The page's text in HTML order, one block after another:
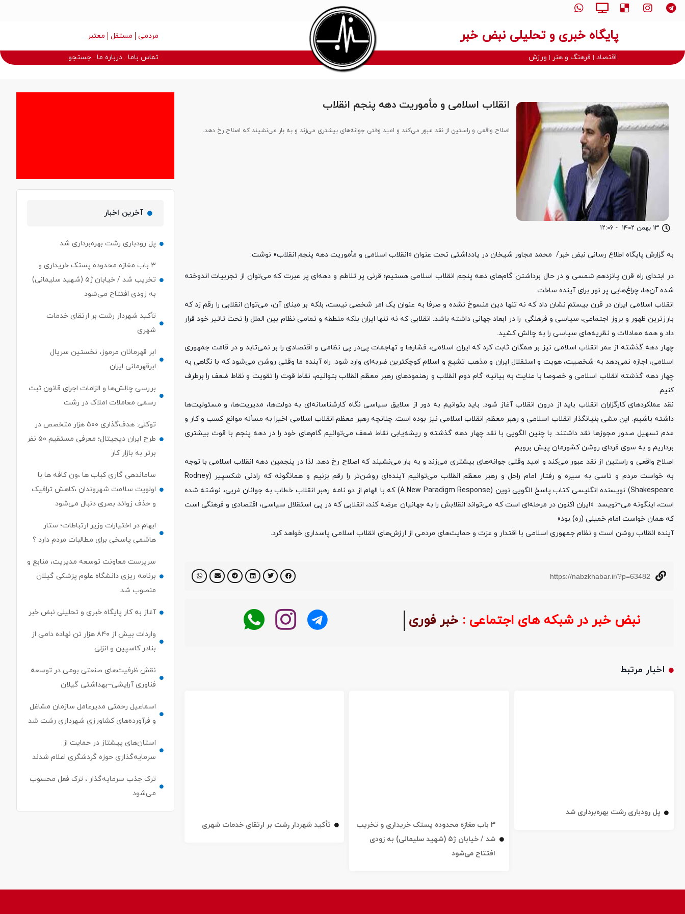
پایگاه خبری و تحلیلی نبض خبر مردمی مستقل معتبر
اقتصاد فرهنگ و هنر ورزش تماس باما درباره ما جستجو
۱۳ بهمن ۱۴۰۲ - ۱۲:۰۶
انقلاب اسلامی و مأموریت دهه پنجم انقلاب
اصلاح واقعی و راستین از نقد عبور می‌کند و امید وقتی جوانه‌های بیشتری می‌زند و به بار می‌نشیند که اصلاح رخ دهد.
به گزارش پایگاه اطلاع رسانی نبض خبر/ محمد مجاور شیخان در یادداشتی تحت عنوان «انقلاب اسلامی و مأموریت دهه پنجم انقلاب» نوشت:
در ابتدای راه قرن پانزدهم شمسی و در حال برداشتن گام‌های دهه پنجم انقلاب اسلامی هستیم؛ قرنی پر تلاطم و دهه‌ای پر عبرت که می‌توان از تجربیات اندوخته
شده آن‌ها، چراغ‌هایی پر نور برای آینده ساخت.
انقلاب اسلامی ایران در قرن بیستم نشان داد که نه تنها دین منسوخ نشده و صرفا به عنوان یک امر شخصی نیست، بلکه بر مبنای آن، می‌توان انقلابی را رقم زد که
بارزترین ظهور و بروز اجتماعی، سیاسی و فرهنگی را در ابعاد جهانی داشته باشد. انقلابی که نه تنها ایران بلکه منطقه و تمامی نظام بین الملل را تحت تاثیر خود قرار
داد و همه معادلات و نظریه‌های سیاسی را به چالش کشید.
چهار دهه گذشته از عمر انقلاب اسلامی نیز بر همگان ثابت کرد که ایران اسلامی، فشارها و تهاجمات پی‌در پی نظامی و اقتصادی را بر نمی‌تابد و در قامت جمهوری
اسلامی، اجازه نمی‌دهد به شخصیت، هویت و استقلال ایران و مذهب تشیع و اسلام کوچکترین ضربه‌ای وارد شود. راه آینده ما وقتی روشن می‌شود که با نگاهی به
چهار دهه گذشته انقلاب اسلامی و خصوصا با عنایت به بیانیه گام دوم انقلاب و رهنمودهای رهبر معظم انقلاب بتوانیم، نقاط قوت را تقویت و نقاط ضعف را برطرف
کنیم.
نقد عملکردهای کارگزاران انقلاب باید از درون انقلاب آغاز شود. باید بتوانیم به دور از سلایق سیاسی نگاه کارشناسانه‌ای به دولت‌ها، مدیریت‌ها، و مسئولیت‌ها
داشته باشیم. این مشی بنیانگذار انقلاب اسلامی و رهبر معظم انقلاب اسلامی نیز بوده است. چنانچه رهبر معظم انقلاب اسلامی اخیرا به مسأله موانع کسب و کار و
عدم تسهیل صدور مجوزها نقد داشتند. با چنین الگویی با نقد چهار دهه گذشته و ریشه‌یابی نقاط ضعف می‌توانیم گام‌های خود را در دهه پنجم با قوت بیشتری
برداریم و به سوی فردای روشن کشورمان پیش برویم.
اصلاح واقعی و راستین از نقد عبور می‌کند و امید وقتی جوانه‌های بیشتری می‌زند و به بار می‌نشیند که اصلاح رخ دهد. لذا در پنجمین دهه انقلاب اسلامی با توجه
به خواست مردم و تاسی به سیره و رفتار امام راحل و رهبر معظم انقلاب می‌توانیم آینده‌ای روشن‌تر را رقم بزنیم و همانگونه که رادنی شکسپیر (Rodney
Shakespeare) نویسنده انگلیسی کتاب پاسخ الگویی نوین (A New Paradigm Response) که با الهام از دو نامه رهبر انقلاب خطاب به جوانان غربی، نوشته شده
است، اینگونه می¬نویسد: «ایران اکنون در مرحله‌ای است که می‌تواند انقلابش را به جهانیان عرضه کند، انقلابی که در پی استقلال سیاسی، اقتصادی و فرهنگی است
که همان خواست امام خمینی (ره) بود»
آینده انقلاب روشن است و نظام جمهوری اسلامی با اقتدار و عزت و حمایت‌های مردمی از ارزش‌های انقلاب اسلامی پاسداری خواهد کرد.
https://nabzkhabar.ir/?p=63482
نبض خبر در شبکه های اجتماعی : خبر فوری
اخبار مرتبط
پل رودباری رشت بهره‌برداری شد
۳ باب مغازه محدوده پستک خریداری و تخریب
شد / خیابان ژ۵ (شهید سلیمانی) به زودی
افتتاح می‌شود
تأکید شهردار رشت بر ارتقای خدمات شهری
آخرین اخبار
پل رودباری رشت بهره‌برداری شد
۳ باب مغازه محدوده پستک خریداری و
تخریب شد / خیابان ژ۵ (شهید سلیمانی)
به زودی افتتاح می‌شود
تأکید شهردار رشت بر ارتقای خدمات
شهری
ابر قهرمانان مرموز، نخستین سریال
ابرقهرمانی ایران
بررسی چالش‌ها و الزامات اجرای قانون ثبت
رسمی معاملات املاک در رشت
توکلی: هدف‌گذاری ۵۰۰ هزار متخصص در
طرح ایران دیجیتال؛ معرفی مستقیم ۵۰ نفر
برتر به بازار کار
ساماندهی گاری کباب ها ،ون کافه ها با
اولویت سلامت شهروندان ،کاهش ترافیک
و حذف زوائد بصری دنبال می‌شود
ابهام در اختیارات وزیر ارتباطات؛ ستار
هاشمی پاسخی برای مطالبات مردم دارد ؟
سرپرست معاونت توسعه مدیریت، منابع و
برنامه ریزی دانشگاه علوم پزشکی گیلان
منصوب شد
آغاز به کار پایگاه خبری و تحلیلی نبض خبر
واردات بیش از ۸۴۰ هزار تن نهاده دامی از
بنادر كاسپین و انزلی
نقش ظرفیت‌های صنعتی بومی در توسعه
فناوری آرایشی–بهداشتی گیلان
اسماعیل رحمتی مدیرعامل سازمان مشاغل
و فرآورده‌های کشاورزی شهرداری رشت شد
استان‌های پیشتاز در حمایت از
سرمایه‌گذاری حوزه گردشگری اعلام شدند
ترک جذب سرمایه‌گذار ، ترک فعل محسوب
می‌شود